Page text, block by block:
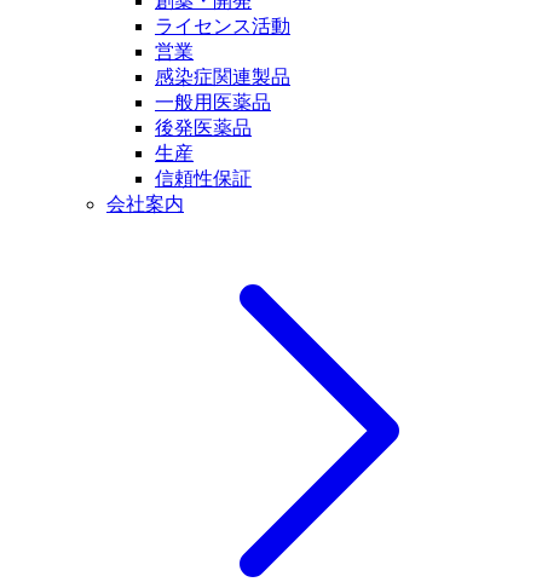
ライセンス活動
営業
感染症関連製品
一般用医薬品
後発医薬品
生産
信頼性保証
会社案内